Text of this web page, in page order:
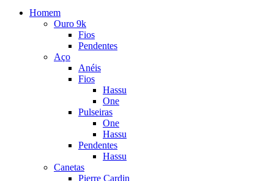
Homem
Ouro 9k
Fios
Pendentes
Aço
Anéis
Fios
Hassu
One
Pulseiras
One
Hassu
Pendentes
Hassu
Canetas
Pierre Cardin